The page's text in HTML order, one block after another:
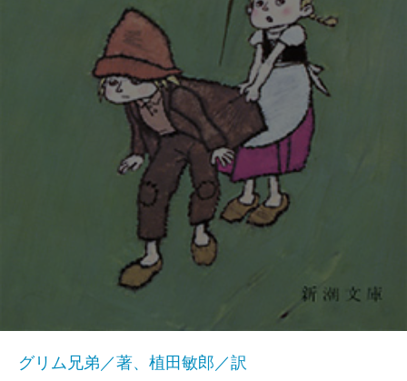
グリム兄弟／著、植田敏郎／訳